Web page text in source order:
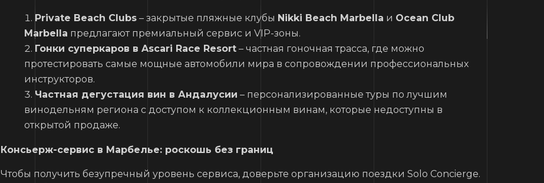
Private Beach Clubs– закрытые пляжные клубы Nikki Beach Marbella и Ocean Club
Marbella предлагают премиальный сервис и VIP-зоны.
Гонки суперкаров в Ascari Race Resort– частная гоночная трасса, где можно
протестировать самые мощные автомобили мира в сопровождении профессиональных
инструкторов.
Частная дегустация вин в Андалусии – персонализированные туры по лучшим
винодельням региона с доступом к коллекционным винам, которые недоступны в
открытой продаже.
Консьерж-сервис в Марбелье: роскошь без границ
Чтобы получить безупречный уровень сервиса, доверьте организацию поездки Solo Concierge.